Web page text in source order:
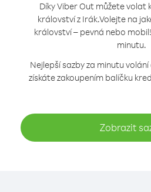
Díky Viber Out můžete volat
království z Irák.Volejte na
království – pevná nebo
minutu.
Nejlepší sazby za minutu
získáte zakoupením balíčku
Zobrazit